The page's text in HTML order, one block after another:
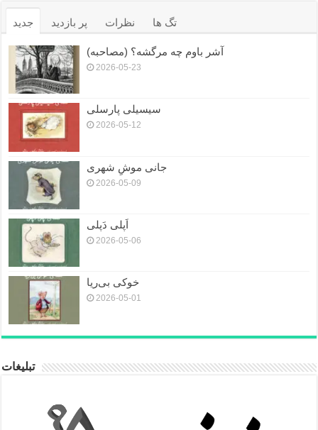
جدید پر بازدید نظرات تگ ها
آشر باوم چه مرگشه؟ (مصاحبه)
2026-05-23
سیسیلی پارسلی
2026-05-12
جانی موشِ شهری
2026-05-09
اَپلی دَپلی
2026-05-06
خوکی بی‌ریا
2026-05-01
تبلیغات